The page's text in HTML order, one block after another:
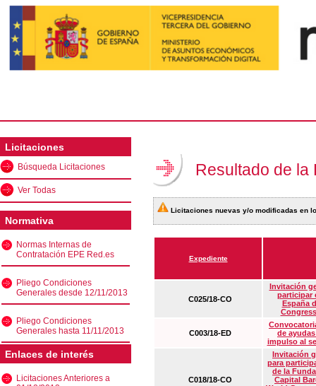
Licitaciones
Búsqueda Licitaciones
Ver Todas
Normativa
Normas Internas de
Contratación EPE Red.es
Pliego Condiciones
Generales desde 12/11/2013
Pliego Condiciones
Generales hasta 11/11/2013
Enlaces de interés
Licitaciones Anteriores a
Resultado de la
Licitaciones nuevas y/o modificadas en
Expediente
C025/18-CO
Invitación
participar
España
C003/18-ED
de
impulso al
C018/18-CO
Invitación
para
de la
Capital